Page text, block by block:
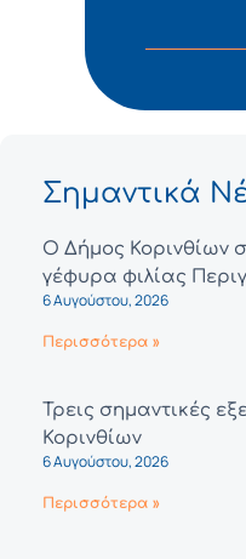
Σημαντικά
Ο Δήμος Κορινθίων
γέφυρα φιλίας
6 Αυγούστου, 2026
Περισσότερα »
Τρεις σημαντικές
Κορινθίων
6 Αυγούστου, 2026
Περισσότερα »